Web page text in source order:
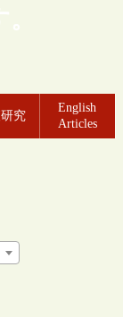
究
English
Articles